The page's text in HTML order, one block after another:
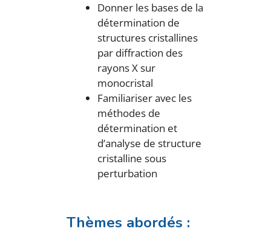
Donner les bases de la
détermination de
structures cristallines
par diffraction des
rayons X sur
monocristal
Familiariser avec les
méthodes de
détermination et
d’analyse de structure
cristalline sous
perturbation
Thèmes abordés :